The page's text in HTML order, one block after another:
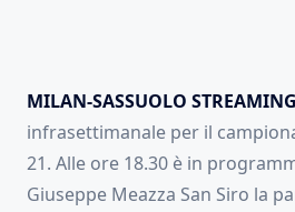
MILAN-SASSUOLO STREAMING
infrasettimanale per il
21. Alle ore 18.30 è in
Giuseppe Meazza San Siro la